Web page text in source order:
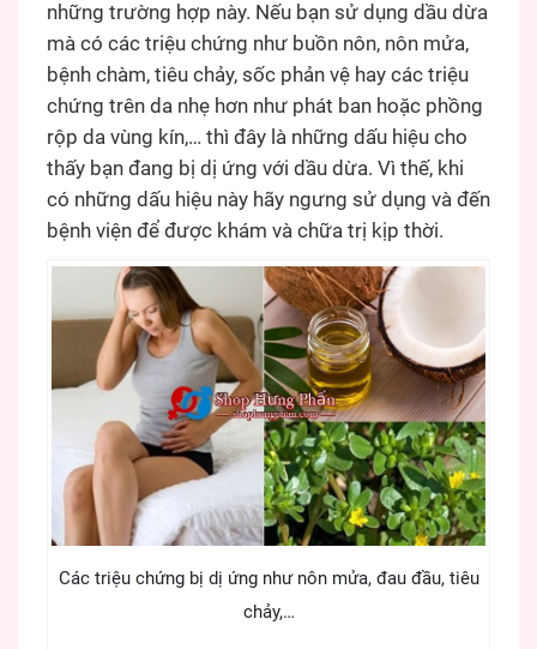
những trường hợp này. Nếu bạn sử dụng dầu dừa
mà có các triệu chứng như buồn nôn, nôn mửa,
bệnh chàm, tiêu chảy, sốc phản vệ hay các triệu
chứng trên da nhẹ hơn như phát ban hoặc phồng
rộp da vùng kín,… thì đây là những dấu hiệu cho
thấy bạn đang bị dị ứng với dầu dừa. Vì thế, khi
có những dấu hiệu này hãy ngưng sử dụng và đến
bệnh viện để được khám và chữa trị kịp thời.
Các triệu chứng bị dị ứng như nôn mửa, đau đầu, tiêu
chảy,…